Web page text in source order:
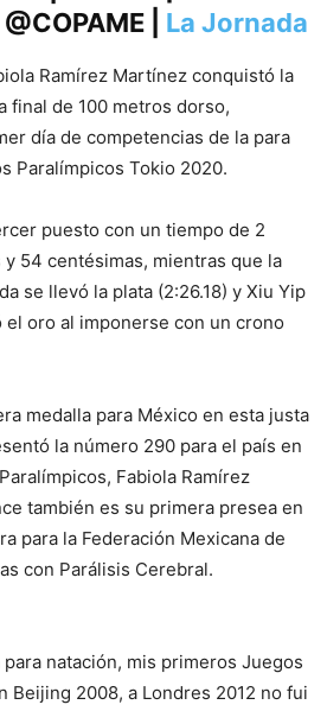
| La Jornada
Ramírez Martínez conquistó la
final de 100 metros dorso,
día de competencias de la para
Paralímpicos Tokio 2020.
puesto con un tiempo de 2
54 centésimas, mientras que la
se llevó la plata (2:26.18) y Xiu Yip
el oro al imponerse con un crono
medalla para México en esta justa
la número 290 para el país en
Fabiola Ramírez
también es su primera presea en
para la Federación Mexicana de
con Parálisis Cerebral.
para natación, mis primeros Juegos
Beijing 2008, a Londres 2012 no fui